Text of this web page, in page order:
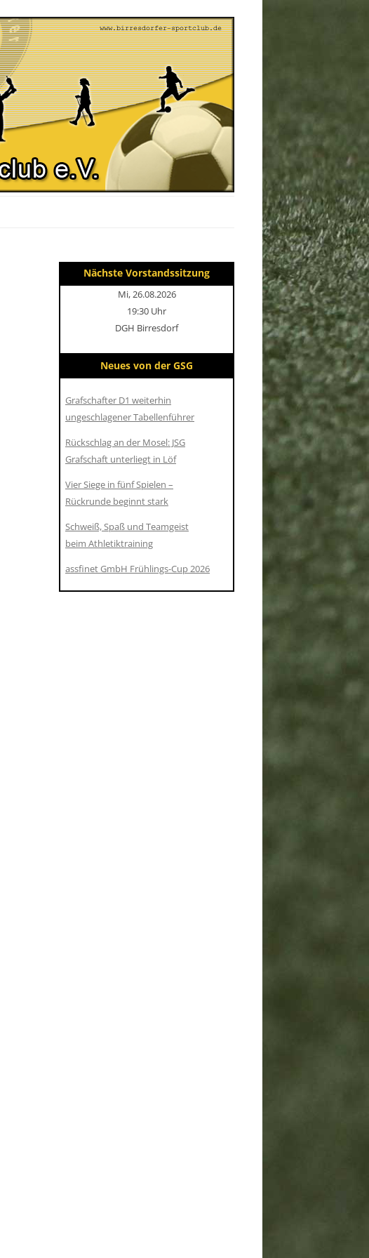
Nächste Vorstandssitzung
Mi, 26.08.2026
19:30 Uhr
DGH Birresdorf
Neues von der GSG
Grafschafter D1 weiterhin
ungeschlagener Tabellenführer
Rückschlag an der Mosel: JSG
Grafschaft unterliegt in Löf
Vier Siege in fünf Spielen –
Rückrunde beginnt stark
Schweiß, Spaß und Teamgeist
beim Athletiktraining
assfinet GmbH Frühlings-Cup 2026